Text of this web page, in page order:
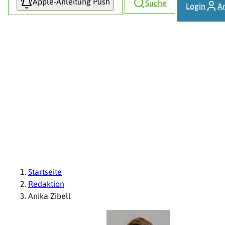
Suche Login
Pfadnavigation
Startseite
Redaktion
Anika Zibell